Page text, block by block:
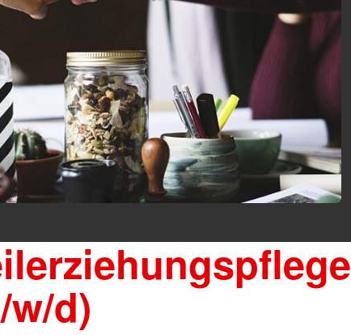
Kita Regenbogenland
Kita Vosseberg
Kita Nautilus
Kita Zauberwald
Das
w/d)